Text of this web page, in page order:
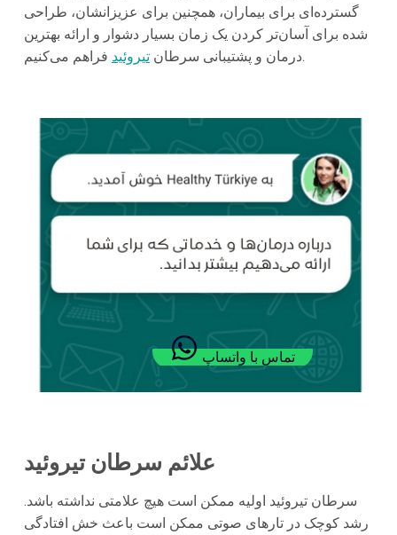
گسترده‌ای برای بیماران، همچنین برای عزیزانشان، طراحی
شده برای آسان‌تر کردن یک زمان بسیار دشوار و ارائه بهترین
درمان و پشتیبانی سرطانتیروئید فراهم می‌کنیم.
تماس با واتساپ
علائم سرطان تیروئید
سرطان تیروئید اولیه ممکن است هیچ علامتی نداشته باشد.
رشد کوچک در تارهای صوتی ممکن است باعث خش افتادگی